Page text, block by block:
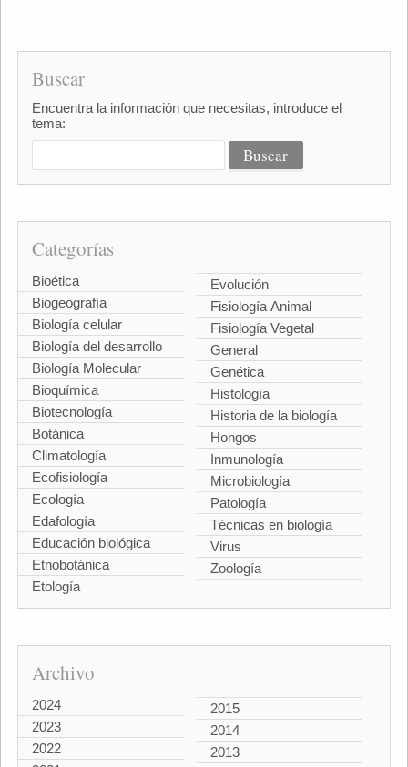
Buscar
Encuentra la información que necesitas, introduce el
tema:
Categorías
Bioética
Biogeografía
Biología celular
Biología del desarrollo
Biología Molecular
Bioquímica
Biotecnología
Botánica
Climatología
Ecofisiología
Ecología
Edafología
Educación biológica
Etnobotánica
Etología
Evolución
Fisiología Animal
Fisiología Vegetal
General
Genética
Histología
Historia de la biología
Hongos
Inmunología
Microbiología
Patología
Técnicas en biología
Virus
Zoología
Archivo
2024
2023
2022
2015
2014
2013